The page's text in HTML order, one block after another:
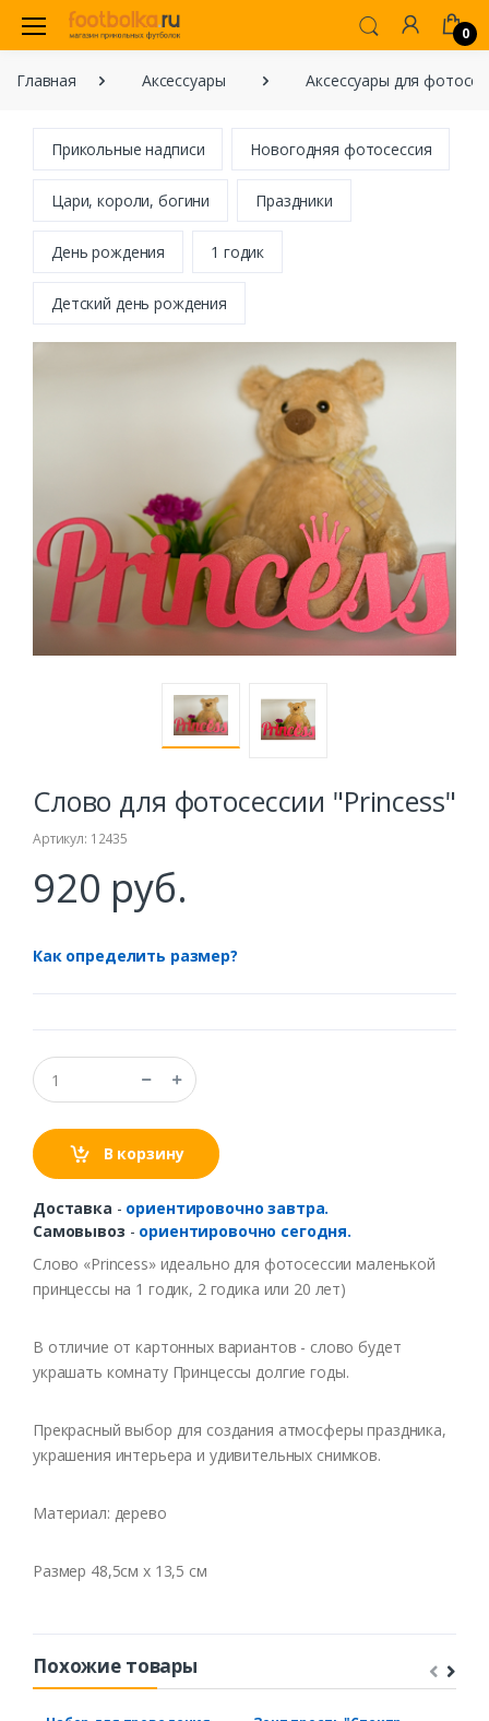
0
Главная Аксессуары Аксессуары для
Прикольные надписи Новогодняя фотосессия
Цари, короли, богини Праздники
День рождения 1 годик
Детский день рождения
Слово для фотосессии "Princess"
Артикул: 12435
920 руб.
Как определить размер?
В корзину
Доставка - ориентировочно завтра.
Самовывоз - ориентировочно сегодня.
Слово «Princess» идеально для фотосессии маленькой
принцессы на 1 годик, 2 годика или 20 лет)
В отличие от картонных вариантов - слово будет
украшать комнату Принцессы долгие годы.
Прекрасный выбор для создания атмосферы праздника,
украшения интерьера и удивительных снимков.
Материал: дерево
Размер 48,5см х 13,5 см
Похожие товары